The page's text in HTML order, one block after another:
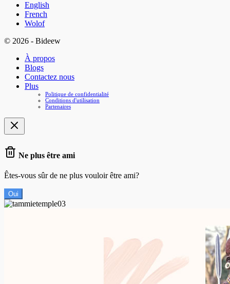
English
French
Wolof
© 2026 - Bideew
À propos
Blogs
Contactez nous
Plus
Politique de confidentialité
Conditions d'utilisation
Partenaires
Ne plus être ami
Êtes-vous sûr de ne plus vouloir être ami?
Oui